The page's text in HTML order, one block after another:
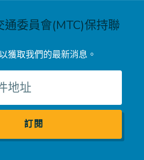
通委員會(MTC)保持聯
獲取我們的最新消息。